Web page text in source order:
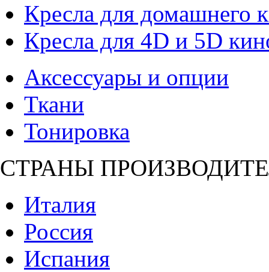
Кресла для домашнего
Кресла для 4D и 5D
Аксессуары и опции
Ткани
Тонировка
СТРАНЫ
Италия
Россия
Испания